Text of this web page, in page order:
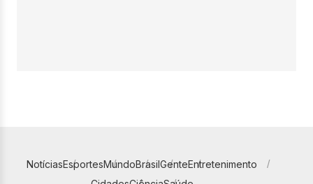
NotíciasEsportesMundoBrasilGenteEntretenimento